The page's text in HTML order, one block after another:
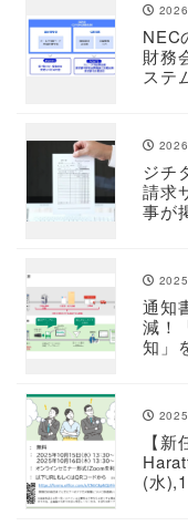
NEC
財務
ステ
ジチ
請求
事が
通知
減！
知」
【
(水